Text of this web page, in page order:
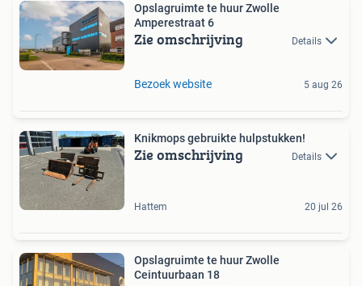
Opslagruimte te huur Zwolle
Amperestraat 6
Zie omschrijving Details
Bezoek website 5 aug 26
Knikmops gebruikte hulpstukken!
Zie omschrijving Details
Hattem 20 jul 26
Opslagruimte te huur Zwolle
Ceintuurbaan 18